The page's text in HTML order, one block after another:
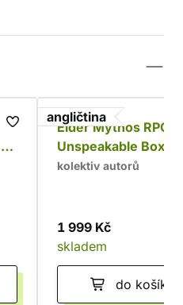
angličtina
Elder Mythos RPG:
Unspeakable Box
kolektiv autorů
1 999 Kč
skladem
do košíku